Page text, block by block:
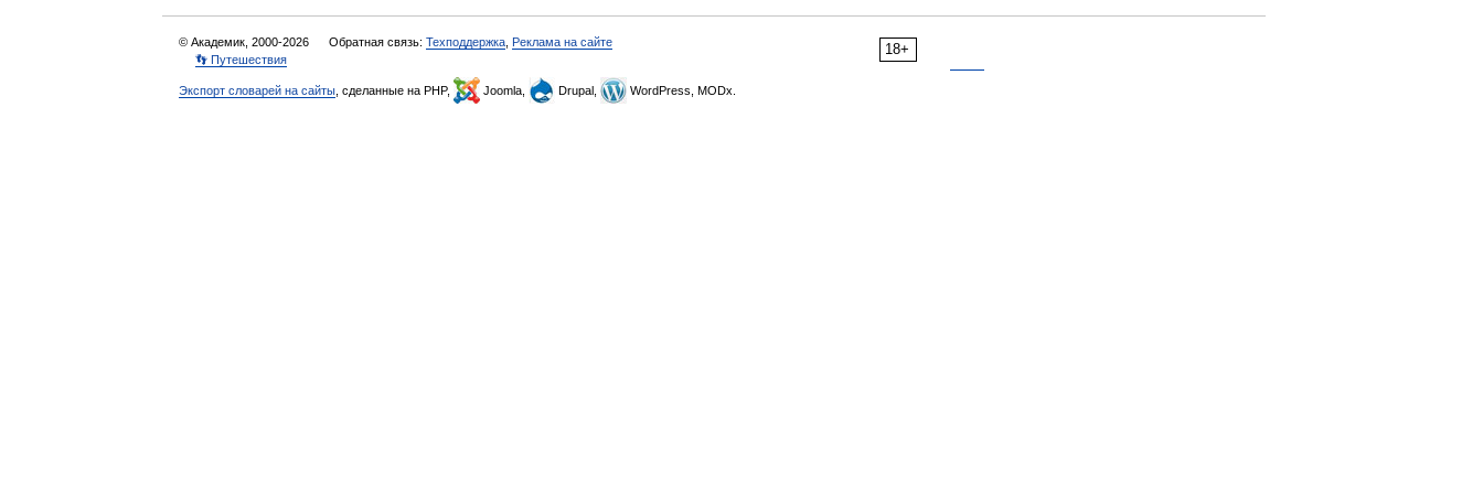
18+
© Академик, 2000-2026 Обратная связь: Техподдержка Реклама на сайте
👣 Путешествия
Экспорт словарей на сайты , сделанные на PHP, Joomla, Drupal, WordPress, MODx.